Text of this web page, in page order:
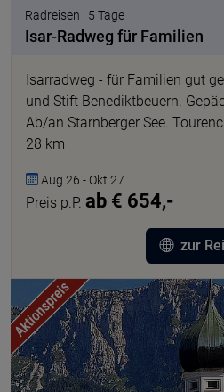
Radreisen | 5 Tage
Isar-Radweg für Familien
Isarradweg - für Familien gut
und Stift Benediktbeuern.
Ab/an Starnberger See.
28 km
Aug 26 - Okt 27
Preis p.P. ab € 654,-
zur